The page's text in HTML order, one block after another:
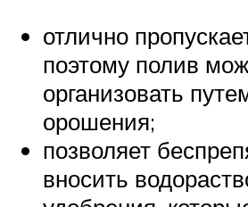
отлично
поэтому полив
организовать
орошения;
позволяет
вносить